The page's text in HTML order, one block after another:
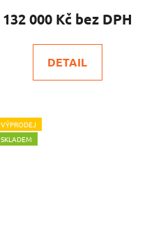
132 000 Kč
DETAIL
VÝPRODEJ
SKLADEM